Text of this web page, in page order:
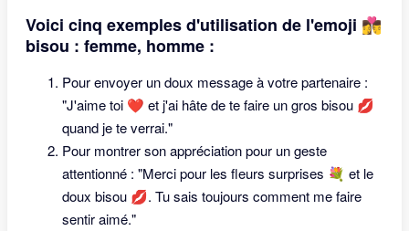
Voici cinq exemples d'utilisation de l'emoji 👩‍❤️‍💋‍👨
bisou : femme, homme :
Pour envoyer un doux message à votre partenaire :
"J'aime toi ❤️ et j'ai hâte de te faire un gros bisou 💋
quand je te verrai."
Pour montrer son appréciation pour un geste
attentionné : "Merci pour les fleurs surprises 💐 et le
doux bisou 💋. Tu sais toujours comment me faire
sentir aimé."